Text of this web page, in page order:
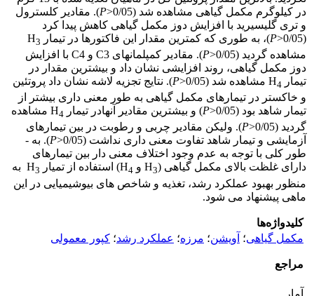
در کیلوگرم مکمل گیاهی مشاهده شد (0/05<
P). مقادیر کلسترول
و تری گلیسیرید با افزایش دوز مکمل گیاهی کاهش پیدا کرد
(0/05<
P)، به طوری ­که کمترین مقدار این فاکتورها در تیمار H 3
مشاهده گردید (0/05< P
). مقادیر کمپلمانهای C3 و C4 با افزایش
دوز مکمل گیاهی، روند افزایشی نشان داد و بیشترین مقدار در
تیمار H 4 مشاهده شد (0/05< P). نتایج تجزیه لاشه نشان داد پروتئین
و خاکستر در تیمارهای مکمل گیاهی به­ طور معنی ­داری بیشتر از
تیمار شاهد بود (0/05<
P) و بیشترین مقادیر آنهادر تیمار H 4
مشاهده
گردید (0/05<
P). ولیکن مقادیر چربی و رطوبت در بین تیمارهای
آزمایشی و تیمار شاهد تفاوت معنی داری نداشت (0/05<
P). به ­
طور کلی با توجه به عدم وجود اختلاف معنی ­دار بین تیمار­های
دارای غلظت بالای مکمل گیاهی (H3 و H 4 ) استفاده از تمیار H 3
به
منظور بهبود عملکرد رشد، تغذیه و شاخص های بیوشیمیایی در این
ماهی پیشنهاد می ­شود.
کلیدواژه‌ها
مکمل گیاهی؛ آویشن؛ مرزه؛ عملکرد رشد؛ کپور معمولی
مراجع
آمار